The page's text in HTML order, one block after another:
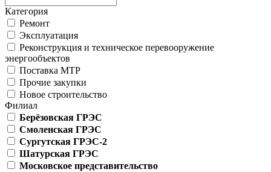
Категория
Ремонт
Эксплуатация
Реконструкция и техническое перевооружение
энергообъектов
Поставка МТР
Прочие закупки
Новое строительство
Филиал
Берёзовская ГРЭС
Смоленская ГРЭС
Сургутская ГРЭС-2
Шатурская ГРЭС
Московское представительство